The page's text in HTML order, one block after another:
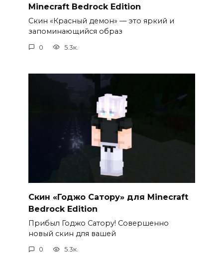
Minecraft Bedrock Edition
Скин «Красный демон» — это яркий и
запоминающийся образ
0 5.3к.
Скин «Годжо Сатору» для Minecraft
Bedrock Edition
Прибыл Годжо Сатору! Совершенно
новый скин для вашей
0 5.3к.